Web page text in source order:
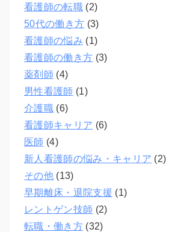
看護師の転職(2)
50代の働き方 (3)
看護師の悩み (1)
看護師の働き方 (3)
薬剤師 (4)
男性看護師 (1)
介護職(6)
看護師キャリア (6)
医師 (4)
新人看護師の悩み・キャリア (2)
その他(13)
早期離床・退院支援 (1)
レントゲン技師 (2)
転職・働き方(32)